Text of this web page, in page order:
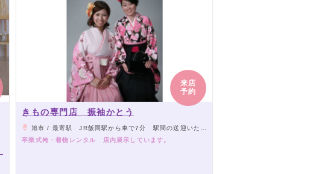
来店
予約
きもの専門店 振袖かとう
旭市 / 最寄駅 JR飯岡駅から車で7分 駅間の送迎いたします。
卒業式袴・着物レンタル 店内展示しています。